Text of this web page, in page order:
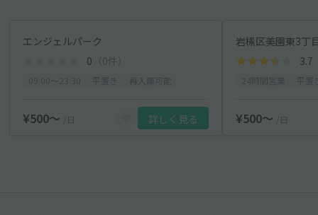
エンジェルパーク
0 （0件）
¥500〜 /日 詳しく見る
3.7
¥500〜 /日